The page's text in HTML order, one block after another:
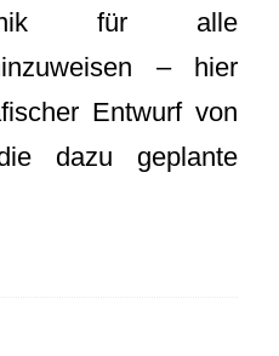
für alle
– hier
Entwurf von
dazu geplante